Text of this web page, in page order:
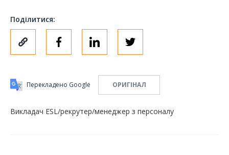
Поділитися:
Перекладено Google ОРИГІНАЛ
Викладач ESL/рекрутер/менеджер з персоналу